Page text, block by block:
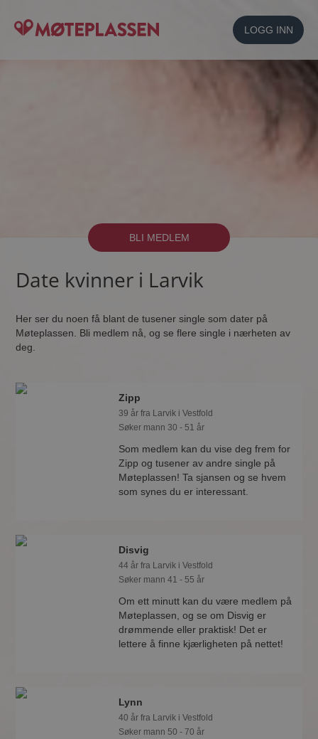
LOGG INN
BLI MEDLEM
Date kvinner i Larvik
Her ser du noen få blant de tusener single som dater på
Møteplassen. Bli medlem nå, og se flere single i nærheten av
deg.
Zipp
39 år fra Larvik i Vestfold
Søker mann 30 - 51 år
Som medlem kan du vise deg frem for
Zipp og tusener av andre single på
Møteplassen! Ta sjansen og se hvem
som synes du er interessant.
Disvig
44 år fra Larvik i Vestfold
Søker mann 41 - 55 år
Om ett minutt kan du være medlem på
Møteplassen, og se om Disvig er
drømmende eller praktisk! Det er
lettere å finne kjærligheten på nettet!
Lynn
40 år fra Larvik i Vestfold
Søker mann 50 - 70 år